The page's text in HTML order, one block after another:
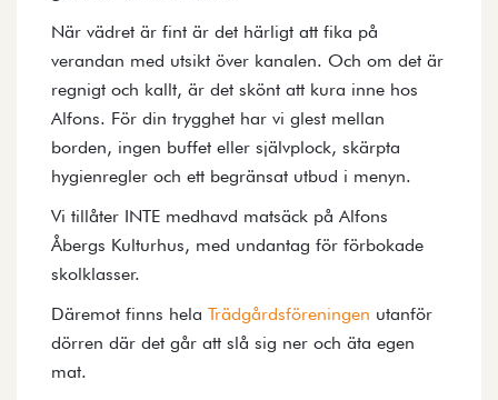
När vädret är fint är det härligt att fika på
verandan med utsikt över kanalen. Och om det är
regnigt och kallt, är det skönt att kura inne hos
Alfons. För din trygghet har vi glest mellan
borden, ingen buffet eller självplock, skärpta
hygienregler och ett begränsat utbud i menyn.
Vi tillåter INTE medhavd matsäck på Alfons
Åbergs Kulturhus, med undantag för förbokade
skolklasser.
Däremot finns hela Trädgårdsföreningen utanför
dörren där det går att slå sig ner och äta egen
mat.